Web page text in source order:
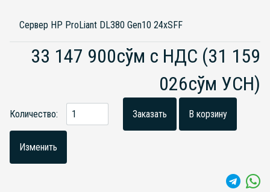
Сервер HP ProLiant DL380 Gen10 24xSFF
33 147 900сўм с НДС (31 159
026сўм УСН)
Количество: Заказать В корзину
Изменить